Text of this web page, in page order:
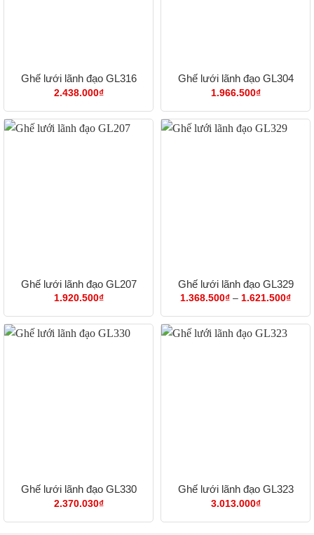
Ghế lưới lãnh đạo GL316
2.438.000₫
Ghế lưới lãnh đạo GL304
1.966.500₫
Ghế lưới lãnh đạo GL207
1.920.500₫
Ghế lưới lãnh đạo GL329
1.368.500₫ – 1.621.500₫
từ
Ghế lưới lãnh đạo GL330
2.370.030₫
Ghế lưới lãnh đạo GL323
3.013.000₫